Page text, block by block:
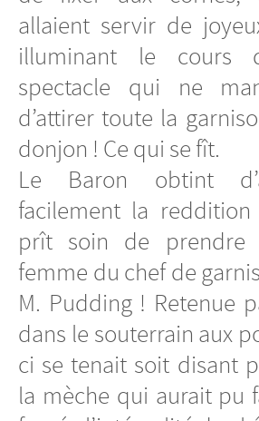
allaient servir de
illuminant le cours
spectacle qui ne
d’attirer toute la
donjon ! Ce qui se fît.
Le Baron obtint
facilement la
prît soin de prendre
femme du chef de
M. Pudding ! Retenue
dans le souterrain aux
ci se tenait soit disant
la mèche qui aurait pu